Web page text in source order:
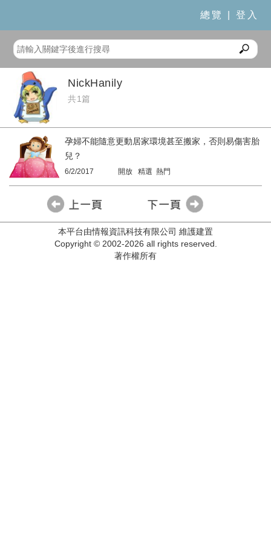
總覽 登入
NickHanily
共1篇
孕婦不能隨意更動居家環境甚至搬家，否則易傷害胎
兒？
6/2/2017 開放 精選 熱門
本平台由情報資訊科技有限公司 維護建置
Copyright © 2002-2026 all rights reserved.
著作權所有